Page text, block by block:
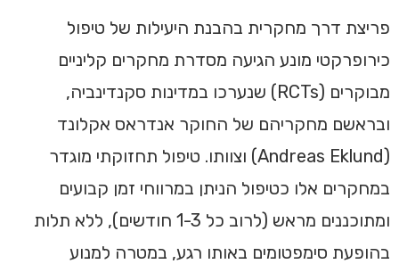
פריצת דרך מחקרית בהבנת היעילות של טיפול
כירופרקטי מונע הגיעה מסדרת מחקרים קליניים
מבוקרים (RCTs) שנערכו במדינות סקנדינביה,
ובראשם מחקריהם של החוקר אנדראס אקלונד
(Andreas Eklund) וצוותו. טיפול תחזוקתי מוגדר
במחקרים אלו כטיפול הניתן במרווחי זמן קבועים
ומתוכננים מראש (לרוב כל 1-3 חודשים), ללא תלות
בהופעת סימפטומים באותו רגע, במטרה למנוע